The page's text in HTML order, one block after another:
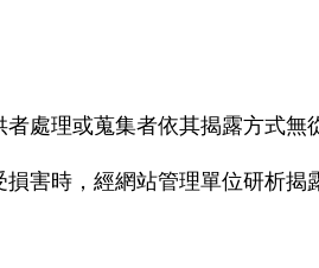
處理或蒐集者依其揭露方式無
害時，經網站管理單位研析揭